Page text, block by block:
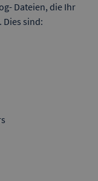
Dateien, die Ihr
sind: